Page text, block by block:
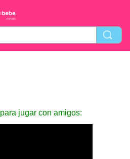
jugar con amigos: